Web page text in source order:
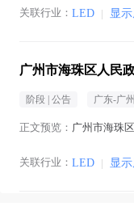
关联行业： LED | 显
广州市海珠区人民
阶段 | 公告 广东-广州
正文预览： 广州市海珠
关联行业： LED | 显